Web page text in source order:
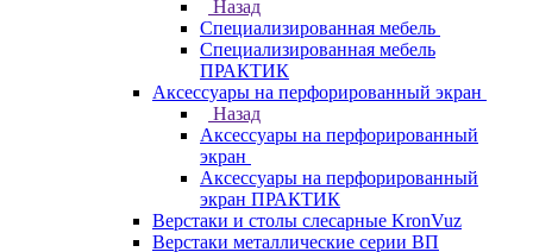
Назад
Cпециализированная мебель
Специализированная мебель
ПРАКТИК
Аксессуары на перфорированный экран
Назад
Аксессуары на перфорированный
экран
Аксессуары на перфорированный
экран ПРАКТИК
Верстаки и столы слесарные KronVuz
Верстаки металлические серии ВП